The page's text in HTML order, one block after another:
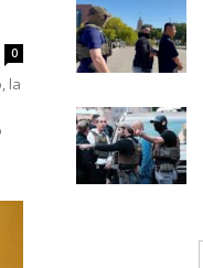
0
la